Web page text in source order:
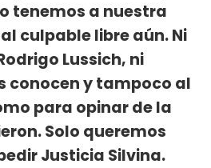
tenemos a nuestra
culpable libre aún. Ni
Lussich, ni
conocen y tampoco al
para opinar de la
Solo queremos
Justicia Silvina.